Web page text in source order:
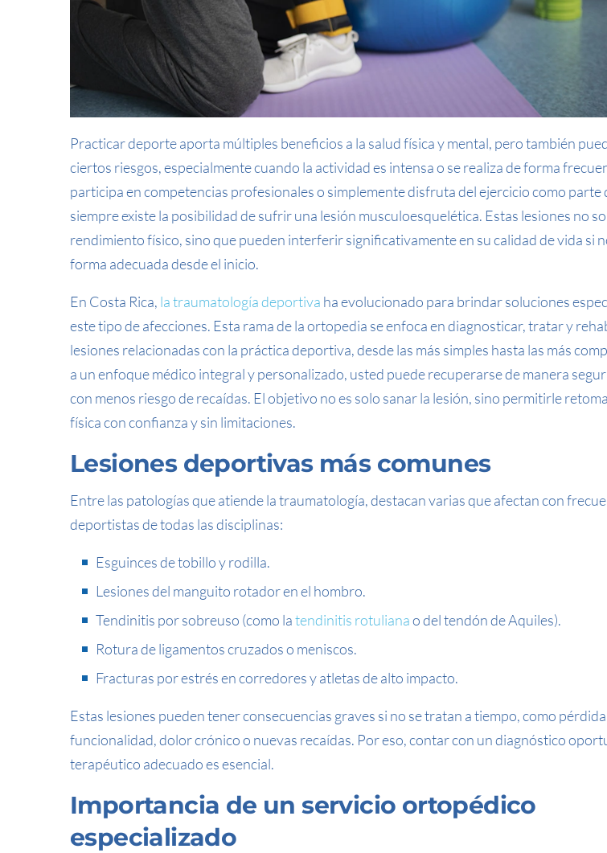
Practicar deporte aporta múltiples beneficios a la salud física y mental, pero también
ciertos riesgos, especialmente cuando la actividad es intensa o se realiza de forma
participa en competencias profesionales o simplemente disfruta del ejercicio como parte
siempre existe la posibilidad de sufrir una lesión musculoesquelética. Estas lesiones no
rendimiento físico, sino que pueden interferir significativamente en su calidad de vida si
forma adecuada desde el inicio.
En Costa Rica, la traumatología deportiva ha evolucionado para brindar soluciones
este tipo de afecciones. Esta rama de la ortopedia se enfoca en diagnosticar, tratar y
lesiones relacionadas con la práctica deportiva, desde las más simples hasta las más
a un enfoque médico integral y personalizado, usted puede recuperarse de manera
con menos riesgo de recaídas. El objetivo no es solo sanar la lesión, sino permitirle
física con confianza y sin limitaciones.
Lesiones deportivas más comunes
Entre las patologías que atiende la traumatología, destacan varias que afectan con
deportistas de todas las disciplinas:
Esguinces de tobillo y rodilla.
Lesiones del manguito rotador en el hombro.
Tendinitis por sobreuso (como latendinitis rotulianao del tendón de Aquiles).
Rotura de ligamentos cruzados o meniscos.
Fracturas por estrés en corredores y atletas de alto impacto.
Estas lesiones pueden tener consecuencias graves si no se tratan a tiempo, como
funcionalidad, dolor crónico o nuevas recaídas. Por eso, contar con un diagnóstico
terapéutico adecuado es esencial.
Importancia de un servicio ortopédico
especializado